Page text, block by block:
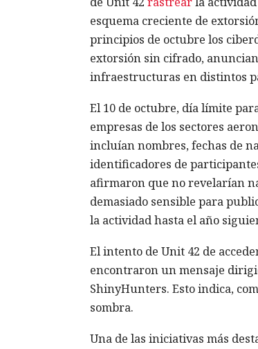
esquema creciente de
principios de octubre los
extorsión sin cifrado,
infraestructuras en distintos
El 10 de octubre, día límite
empresas de los sectores
incluían nombres, fechas de
identificadores de
afirmaron que no revelarían
demasiado sensible para
la actividad hasta el año
El intento de Unit 42 de
encontraron un mensaje
ShinyHunters. Esto indica,
sombra.
Una de las iniciativas más